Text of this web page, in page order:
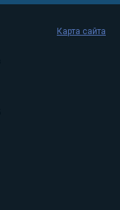
Карта сайта